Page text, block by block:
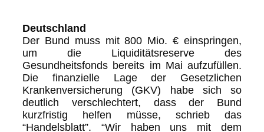
Deutschland
Der Bund muss mit 800 Mio. € einspringen,
um die Liquiditätsreserve des
Gesundheitsfonds bereits im Mai aufzufüllen.
Die finanzielle Lage der Gesetzlichen
Krankenversicherung (GKV) habe sich so
deutlich verschlechtert, dass der Bund
kurzfristig helfen müsse, schrieb das
“Handelsblatt”. “Wir haben uns mit dem